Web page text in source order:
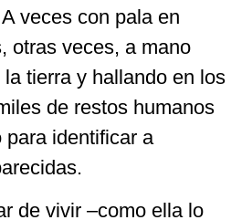
veces con pala en
otras veces, a mano
tierra y hallando en los
de restos humanos
para identificar a
de vivir –como ella lo